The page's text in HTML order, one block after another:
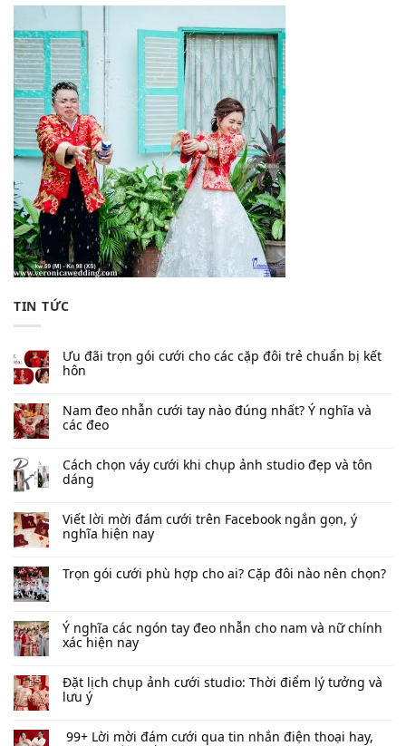
TIN TỨC
Ưu đãi trọn gói cưới cho các cặp đôi trẻ chuẩn bị kết
hôn
Nam đeo nhẫn cưới tay nào đúng nhất​? Ý nghĩa và
các đeo
Cách chọn váy cưới khi chụp ảnh studio đẹp và tôn
dáng
Viết lời mời đám cưới trên Facebook​ ngắn gọn, ý
nghĩa hiện nay
Trọn gói cưới phù hợp cho ai? Cặp đôi nào nên chọn?
Ý nghĩa các ngón tay đeo nhẫn cho nam và nữ chính
xác hiện nay
Đặt lịch chụp ảnh cưới studio: Thời điểm lý tưởng và
lưu ý
99+ Lời mời đám cưới qua tin nhắn​ điện thoại hay,